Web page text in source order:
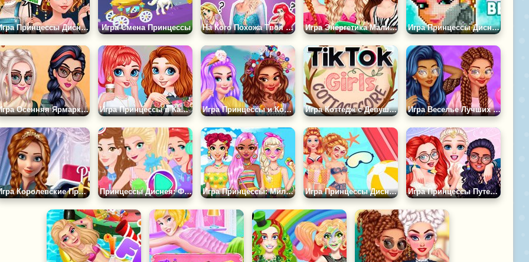
Игра Принцессы Диснея и Ретро Игры Игра Смена Принцессы На Кого Похожа Твоя Подруга из Принцесс? Игра Энергетика Малибу: Принцессы в Отпуске Игра Принцессы Дисней: Вышивание Крестиком
Игра Осенняя Ярмарка Принцесс Игра Принцессы в Кампусе Игра Принцессы и Конфетная Вечеринка Игра Коттедж с Девушками из Тик Тока Игра Веселье Лучших Подруг
Игра Королевские Принцессы Против Звезды Принцессы Диснея: Фестиваль Красок Игра Принцессы: Милые Летние Украшения из Бисера Игра Принцессы Диснея в Аквапарке Игра Принцессы Путешествуют по Миру